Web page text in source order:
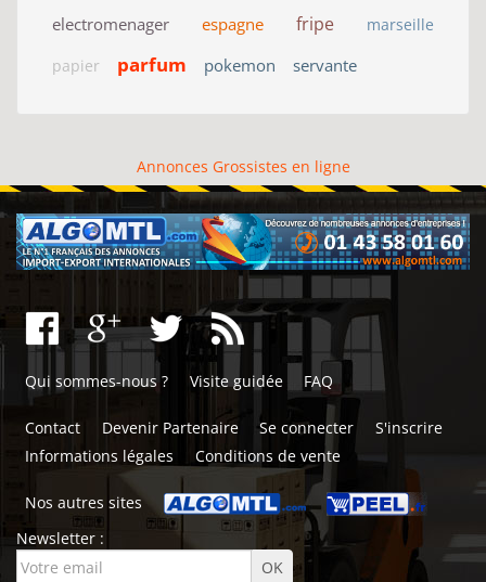
electromenager
espagne fripe
marseille
papier
parfum pokemon servante
Annonces Grossistes en ligne
Qui sommes-nous ? Visite guidée FAQ
Contact Devenir Partenaire Se connecter
S'inscrire
Informations légales
Conditions de vente
Nos autres sites
Newsletter :